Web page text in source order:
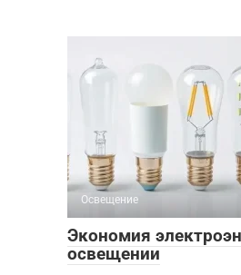
Освещение
Экономия
освещении